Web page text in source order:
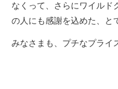
なくって、さらにワイルド
の人にも感謝を込めた、と
みなさまも、プチなプライ